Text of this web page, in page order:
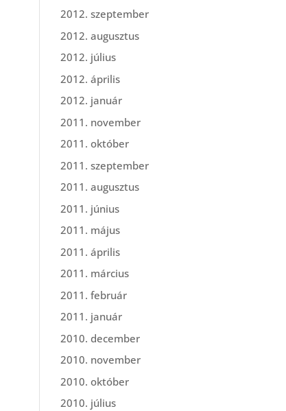
2012. szeptember
2012. augusztus
2012. július
2012. április
2012. január
2011. november
2011. október
2011. szeptember
2011. augusztus
2011. június
2011. május
2011. április
2011. március
2011. február
2011. január
2010. december
2010. november
2010. október
2010. július